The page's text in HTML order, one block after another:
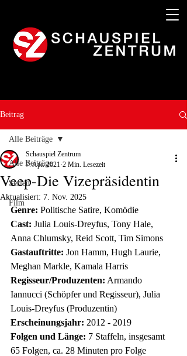
Beitrag
Alle Beiträge
Serien
Film
Alle Beiträge
Veep-Die Vizepräsidentin
Schauspiel Zentrum
7. Apr. 2021 2 Min. Lesezeit
Aktualisiert: 7. Nov. 2025
Genre: Politische Satire, Komödie
Cast: Julia Louis-Dreyfus, Tony Hale,
Anna Chlumsky, Reid Scott, Tim Simons
Gastauftritte: Jon Hamm, Hugh Laurie,
Meghan Markle, Kamala Harris
Regisseur/Produzenten: Armando
Iannucci (Schöpfer und Regisseur), Julia
Louis-Dreyfus (Produzentin)
Erscheinungsjahr: 2012 - 2019
Folgen und Länge: 7 Staffeln, insgesamt
65 Folgen, ca. 28 Minuten pro Folge